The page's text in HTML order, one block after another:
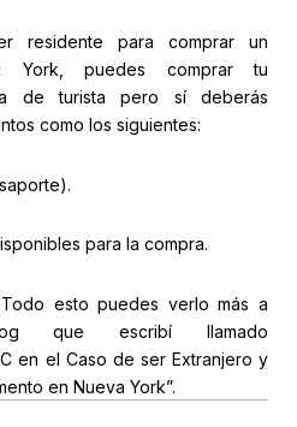
residente para comprar un
York, puedes comprar tu
de turista pero sí deberás
como los siguientes:
para la compra.
esto puedes verlo más a
que escribí llamado
en el Caso de ser Extranjero y
en Nueva York”.